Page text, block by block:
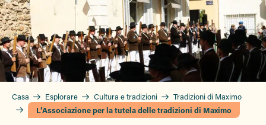
Casa Esplorare Cultura e tradizioni
Tradizioni di Maximo
L’Associazione per la tutela delle tradizioni di Maximo